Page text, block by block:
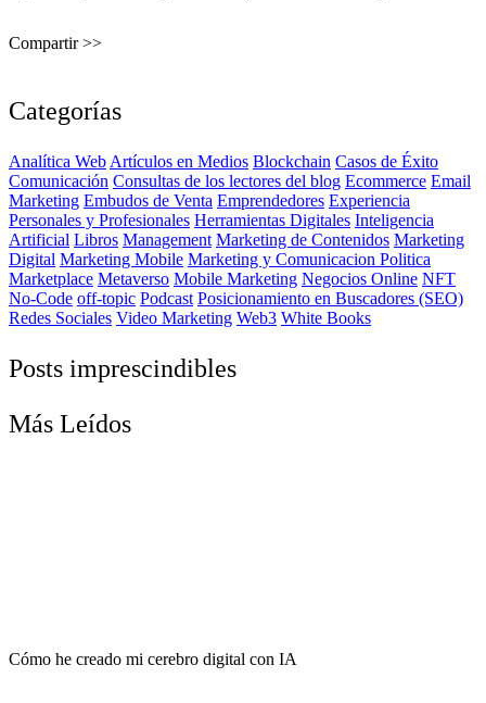
Compartir >>
Categorías
Analítica Web Artículos en Medios Blockchain Casos de Éxito
Comunicación Consultas de los lectores del blog Ecommerce Email
Marketing Embudos de Venta Emprendedores Experiencia
Personales y Profesionales Herramientas Digitales Inteligencia
Artificial Libros Management Marketing de Contenidos Marketing
Digital Marketing Mobile Marketing y Comunicacion Politica
Marketplace Metaverso Mobile Marketing Negocios Online NFT
No-Code off-topic Podcast Posicionamiento en Buscadores (SEO)
Redes Sociales Video Marketing Web3 White Books
Posts imprescindibles
Más Leídos
Cómo he creado mi cerebro digital con IA